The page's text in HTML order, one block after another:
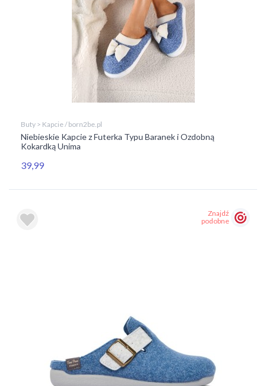
Buty > Kapcie / born2be.pl
Niebieskie Kapcie z Futerka Typu Baranek i Ozdobną
Kokardką Unima
39,99
Znajdź
podobne